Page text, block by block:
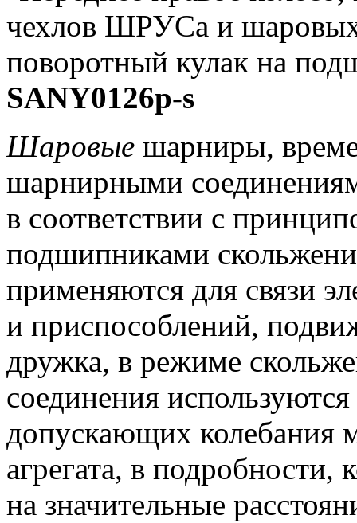
SANY0126p-s
Шаровые шарниры,
шарнирными
в соответствии с
подшипниками
применяются для связи
и приспособлений,
дружка, в режиме
соединения
допускающих колебания
агрегата, в подробности,
на значительные